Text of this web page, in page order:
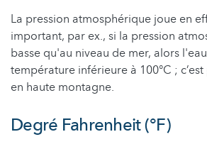
La pression atmosphérique joue en
important, par ex., si la pression
basse qu'au niveau de mer, alors
température inférieure à 100°C ;
en haute montagne.
Degré Fahrenheit (°F)